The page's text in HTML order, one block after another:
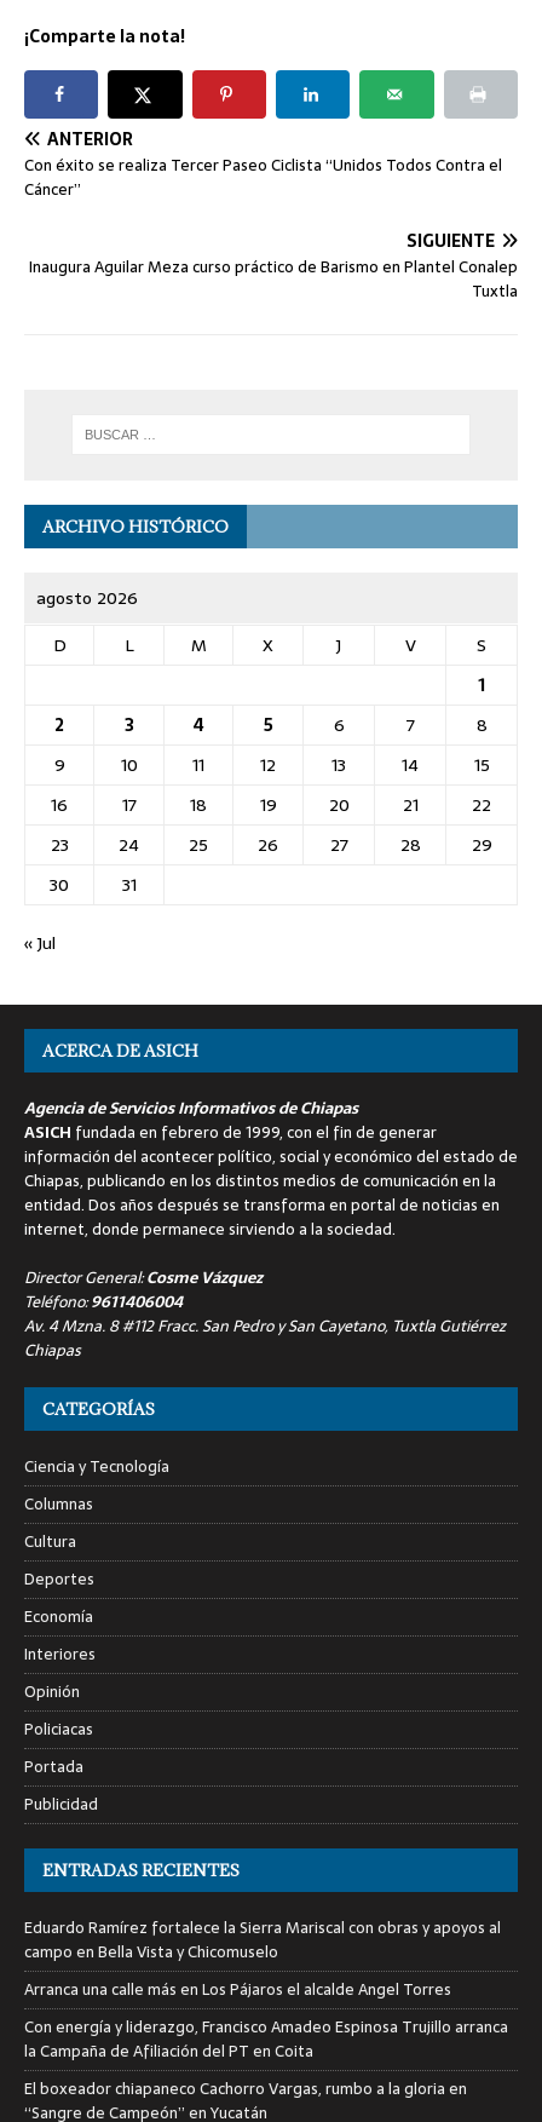
¡Comparte la nota!
ANTERIOR
Con éxito se realiza Tercer Paseo Ciclista “Unidos Todos Contra el
Cáncer”
SIGUIENTE
Inaugura Aguilar Meza curso práctico de Barismo en Plantel Conalep
Tuxtla
ARCHIVO HISTÓRICO
agosto 2026
D
L M X J V
S
1
2
3 4 5 6 7
8
9
10 11 12 13 14
15
16
17 18 19 20 21
22
23
24 25 26 27 28
29
30
31
« Jul
ACERCA DE ASICH
Agencia de Servicios Informativos de Chiapas
ASICH fundada en febrero de 1999, con el fin de generar
información del acontecer político, social y económico del estado de
Chiapas, publicando en los distintos medios de comunicación en la
entidad. Dos años después se transforma en portal de noticias en
internet, donde permanece sirviendo a la sociedad.
Director General:Cosme Vázquez
Teléfono:9611406004
Av. 4 Mzna. 8 #112 Fracc. San Pedro y San Cayetano, Tuxtla Gutiérrez
Chiapas
CATEGORÍAS
Ciencia y Tecnología
Columnas
Cultura
Deportes
Economía
Interiores
Opinión
Policiacas
Portada
Publicidad
ENTRADAS RECIENTES
Eduardo Ramírez fortalece la Sierra Mariscal con obras y apoyos al
campo en Bella Vista y Chicomuselo
Arranca una calle más en Los Pájaros el alcalde Angel Torres
Con energía y liderazgo, Francisco Amadeo Espinosa Trujillo arranca
la Campaña de Afiliación del PT en Coita
El boxeador chiapaneco Cachorro Vargas, rumbo a la gloria en
“Sangre de Campeón” en Yucatán